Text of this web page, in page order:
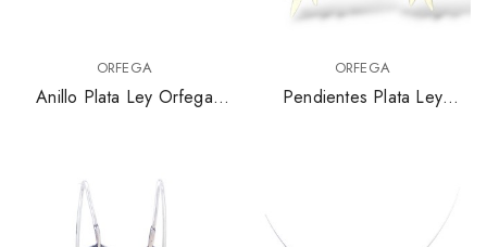
ORFEGA
Anillo Plata Ley Orfega
ORFEGA
Pendientes Plata Ley